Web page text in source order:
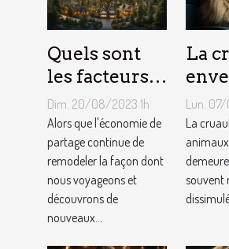
Quels sont
les facteurs
qui sous-
tendent la
tarification
des services
de
conciergerie
Dim. 20/08/2023 1h
Alors que l'économie de
partage continue de
remodeler la façon dont
nous voyageons et
découvrons de
nouveaux...
La
Lun.
La
souvent